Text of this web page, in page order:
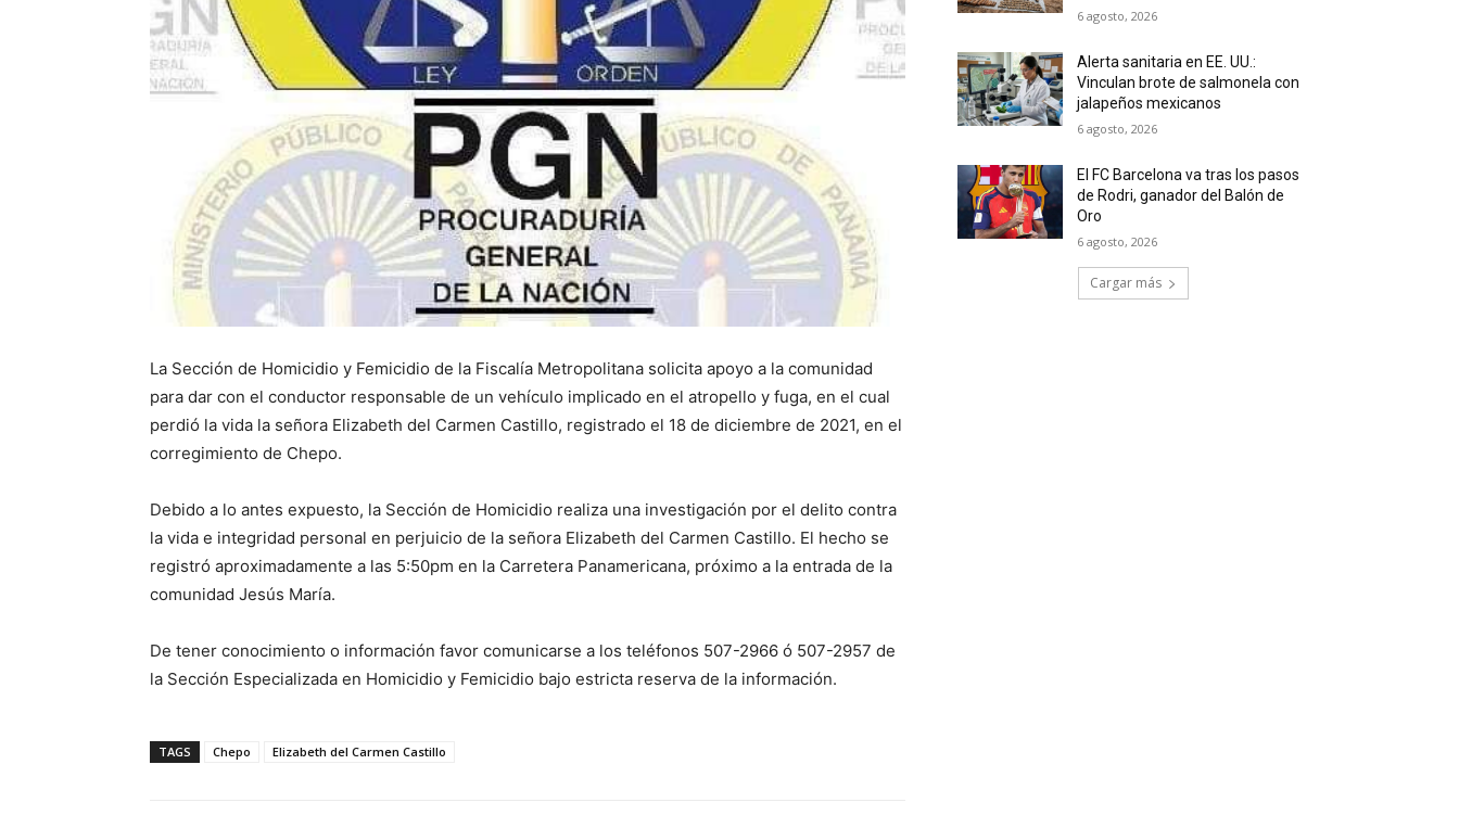
La Sección de Homicidio y Femicidio de la Fiscalía Metropolitana solicita apoyo a la comunidad
para dar con el conductor responsable de un vehículo implicado en el atropello y fuga, en el cual
perdió la vida la señora Elizabeth del Carmen Castillo, registrado el 18 de diciembre de 2021, en el
corregimiento de Chepo.
Debido a lo antes expuesto, la Sección de Homicidio realiza una investigación por el delito contra
la vida e integridad personal en perjuicio de la señora Elizabeth del Carmen Castillo. El hecho se
registró aproximadamente a las 5:50pm en la Carretera Panamericana, próximo a la entrada de la
comunidad Jesús María.
De tener conocimiento o información favor comunicarse a los teléfonos 507-2966 ó 507-2957 de
la Sección Especializada en Homicidio y Femicidio bajo estricta reserva de la información.
TAGS Chepo Elizabeth del Carmen Castillo
6 agosto, 2026
Alerta sanitaria en EE. UU.:
Vinculan brote de salmonela con
jalapeños mexicanos
6 agosto, 2026
El FC Barcelona va tras los pasos
de Rodri, ganador del Balón de
Oro
6 agosto, 2026
Cargar más